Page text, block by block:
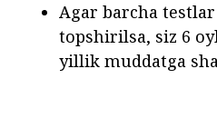
Agar barcha
topshirilsa, siz 6
yillik muddatga